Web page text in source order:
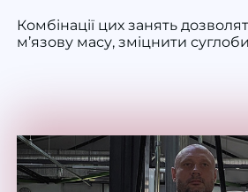
Комбінації цих занять
м’язову масу, зміцнитисуглоби